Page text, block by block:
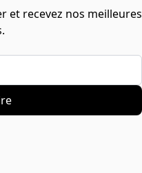
et recevez nos meilleures